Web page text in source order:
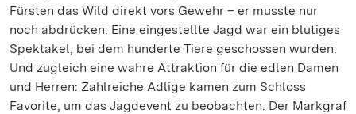
Fürsten das Wild direkt vors Gewehr – er musste nur
noch abdrücken. Eine eingestellte Jagd war ein blutiges
Spektakel, bei dem hunderte Tiere geschossen wurden.
Und zugleich eine wahre Attraktion für die edlen Damen
und Herren: Zahlreiche Adlige kamen zum Schloss
Favorite, um das Jagdevent zu beobachten. Der Markgraf